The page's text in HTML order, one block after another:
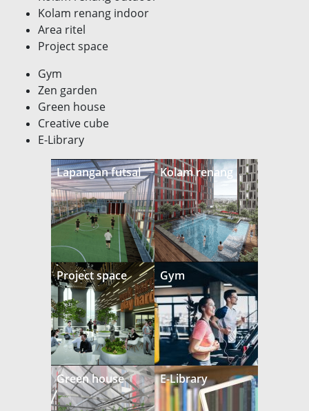
Kolam renang indoor
Area ritel
Project space
Gym
Zen garden
Green house
Creative cube
E-Library
Lapangan futsal Kolam renang
Project space Gym
Green house E-Library